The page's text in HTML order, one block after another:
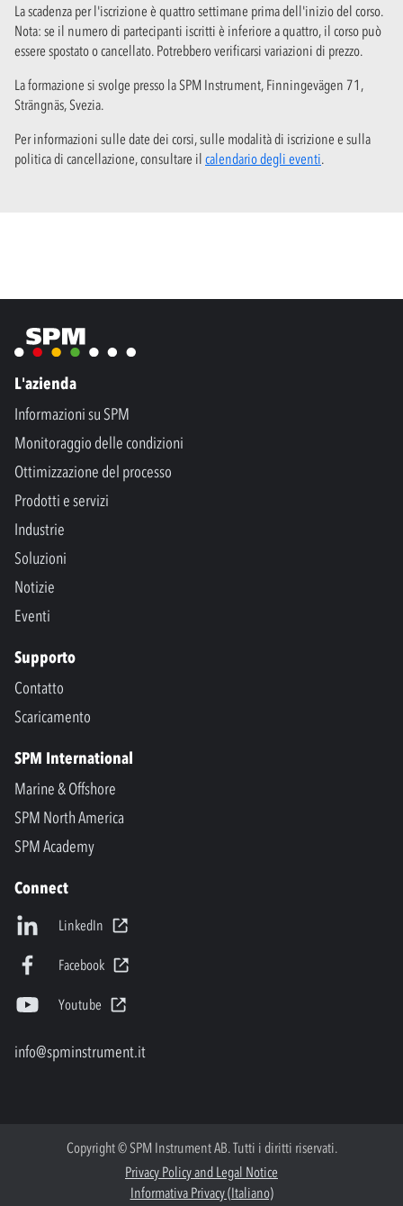
La scadenza per l'iscrizione è quattro settimane prima dell'inizio del corso.
Nota: se il numero di partecipanti iscritti è inferiore a quattro, il corso può
essere spostato o cancellato. Potrebbero verificarsi variazioni di prezzo.
La formazione si svolge presso la SPM Instrument, Finningevägen 71,
Strängnäs, Svezia.
Per informazioni sulle date dei corsi, sulle modalità di iscrizione e sulla
politica di cancellazione, consultare il calendario degli eventi.
L'azienda
Informazioni su SPM
Monitoraggio delle condizioni
Ottimizzazione del processo
Prodotti e servizi
Industrie
Soluzioni
Notizie
Eventi
Supporto
Contatto
Scaricamento
SPM International
Marine & Offshore
SPM North America
SPM Academy
Connect
LinkedIn
Facebook
Youtube
info@spminstrument.it
Copyright © SPM Instrument AB. Tutti i diritti riservati.
Privacy Policy and Legal Notice
Informativa Privacy (Italiano)